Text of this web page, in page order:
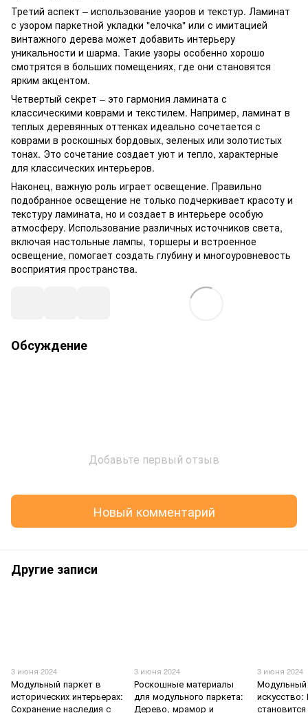
Третий аспект – использование узоров и текстур. Ламинат
с узором паркетной укладки "елочка" или с имитацией
винтажного дерева может добавить интерьеру
уникальности и шарма. Такие узоры особенно хорошо
смотрятся в больших помещениях, где они становятся
ярким акцентом.
Четвертый секрет – это гармония ламината с
классическими коврами и текстилем. Например, ламинат в
теплых деревянных оттенках идеально сочетается с
коврами в роскошных бордовых, зеленых или золотистых
тонах. Это сочетание создает уют и тепло, характерные
для классических интерьеров.
Наконец, важную роль играет освещение. Правильно
подобранное освещение не только подчеркивает красоту и
текстуру ламината, но и создает в интерьере особую
атмосферу. Использование различных источников света,
включая настольные лампы, торшеры и встроенное
освещение, помогает создать глубину и многоуровневость
восприятия пространства.
Обсуждение
Добавьте первый отзыв
Новый комментарий
Другие записи
3 июня 2024
Модульный паркет в
исторических интерьерах:
Сохранение наследия с
3 июня 2024
Роскошные материалы
для модульного паркета:
Дерево, мрамор и
3 июня 2024
Модульный
становится